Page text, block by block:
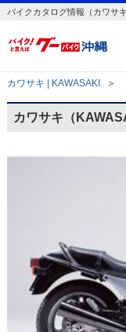
バイクカタログ情報（カワサ
カワサキ | KAWASAKI ＞
カワサキ（